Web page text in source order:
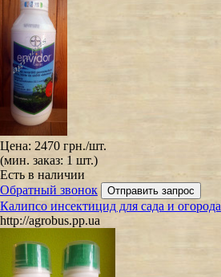
Цена: 2470 грн./шт.
(мин. заказ: 1 шт.)
Есть в наличии
Обратный звонок
Калипсо инсектицид для сада и огорода
http://agrobus.pp.ua